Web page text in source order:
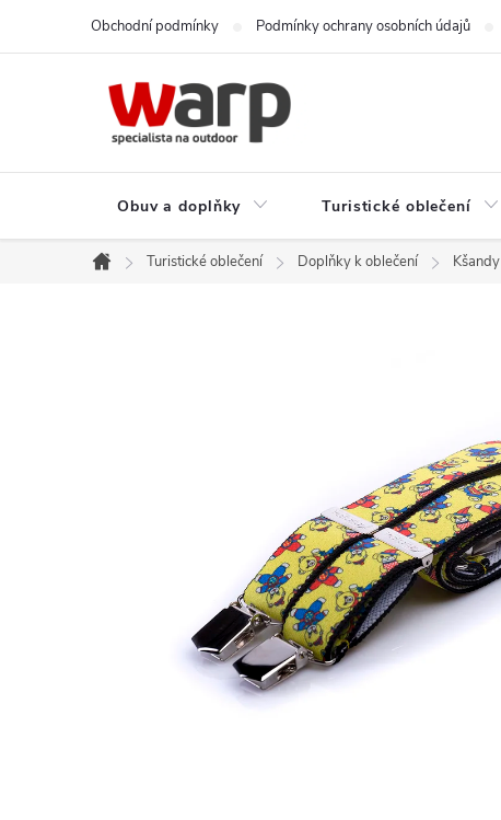
Obchodní podmínky Podmínky ochrany osobních údajů
Obuv a doplňky Turistické oblečení
Domů
Turistické oblečení Doplňky k oblečení Kšandy